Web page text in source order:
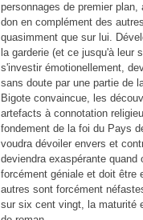
personnages de premier
don en complément des
quasimment que sur lui.
la garderie (et ce jusqu'à leur
s'investir émotionellement,
sans doute par une partie de
Bigote convaincue, les
artefacts à connotation
fondement de la foi du Pays
voudra dévoiler envers et
deviendra exaspérante
forcément géniale et doit être
autres sont forcément
sur six cent vingt, la maturité